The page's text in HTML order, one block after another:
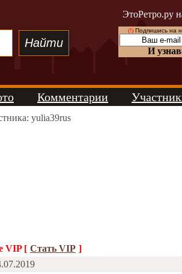
ЭтоРетро.ру
(!)Подпишись на
И
Комментарии
yulia39rus
VIP [ Стать VIP ]